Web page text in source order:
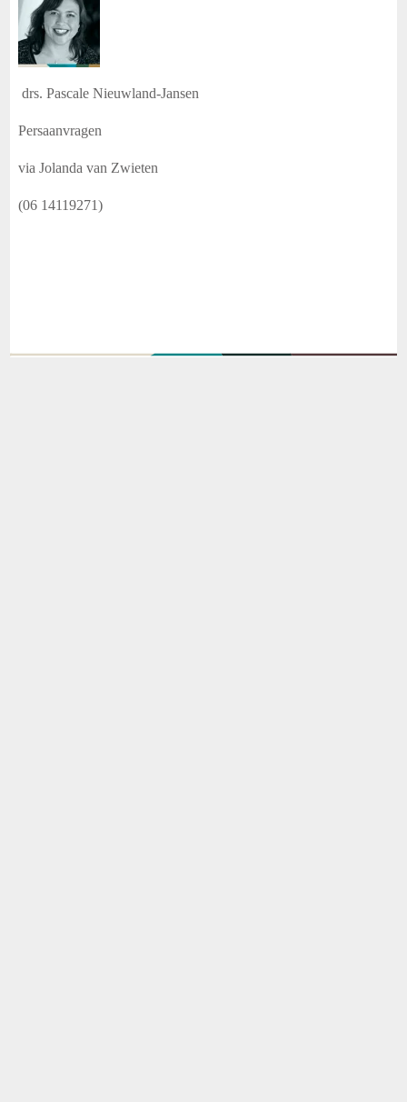
drs. Pascale Nieuwland-Jansen
Persaanvragen
via Jolanda van Zwieten
(06 14119271)